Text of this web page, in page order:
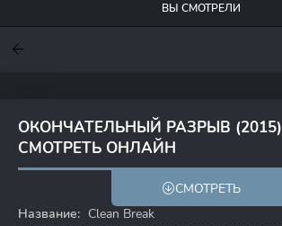
ВЫ СМОТРЕЛИ
ОКОНЧАТЕЛЬНЫЙ РАЗРЫВ (2015)
СМОТРЕТЬ ОНЛАЙН
6.3
СМОТРЕТЬ
Название: Clean Break